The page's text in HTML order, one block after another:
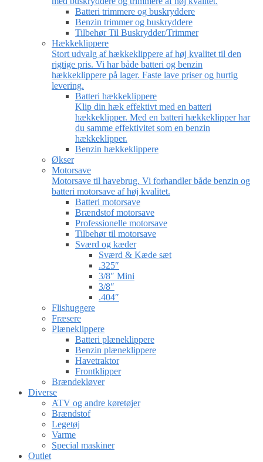
Batteri trimmere og buskryddere
Benzin trimmer og buskryddere
Tilbehør Til Buskrydder/Trimmer
Hækkeklippere
Stort udvalg af hækkeklippere af høj kvalitet til den
rigtige pris. Vi har både batteri og benzin
hækkeklippere på lager. Faste lave priser og hurtig
levering.
Batteri hækkeklippere
Klip din hæk effektivt med en batteri
hækkeklipper. Med en batteri hækkeklipper har
du samme effektivitet som en benzin
hækkeklipper.
Benzin hækkeklippere
Økser
Motorsave
Motorsave til havebrug. Vi forhandler både benzin og
batteri motorsave af høj kvalitet.
Batteri motorsave
Brændstof motorsave
Professionelle motorsave
Tilbehør til motorsave
Sværd og kæder
Sværd & Kæde sæt
.325″
3/8″ Mini
3/8″
.404″
Flishuggere
Fræsere
Plæneklippere
Batteri plæneklippere
Benzin plæneklippere
Havetraktor
Frontklipper
Brændekløver
Diverse
ATV og andre køretøjer
Brændstof
Legetøj
Varme
Special maskiner
Outlet